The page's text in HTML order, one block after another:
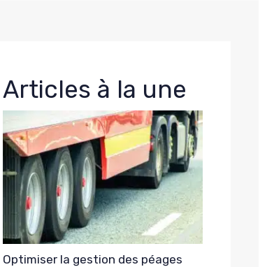
Articles à la une
Optimiser la gestion des péages